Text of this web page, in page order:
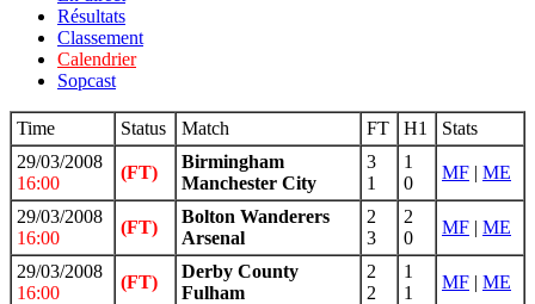
Résultats
Classement
Calendrier
Sopcast
Time Status Match FT H1
Stats
29/03/2008
16:00
(FT)
Birmingham
Manchester City
3
1
1
0
MF | ME
29/03/2008
16:00
(FT)
Bolton Wanderers
Arsenal
2
3
2
0
MF | ME
29/03/2008
16:00
(FT)
Derby County
Fulham
2
2
1
1
MF | ME